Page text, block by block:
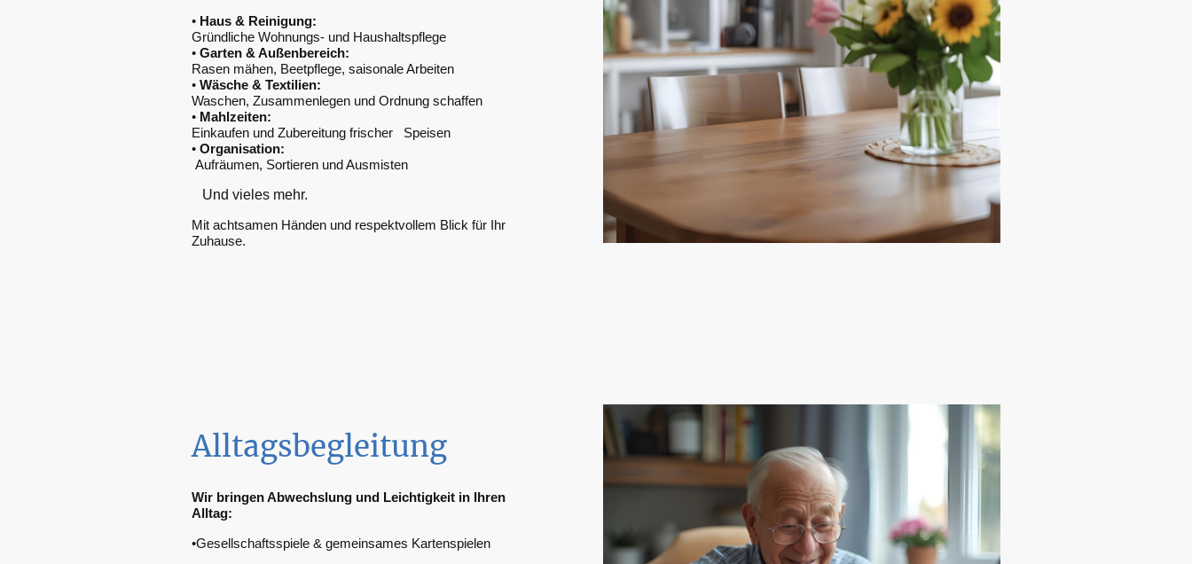
• Haus & Reinigung:
Gründliche Wohnungs- und Haushaltspflege
• Garten & Außenbereich:
Rasen mähen, Beetpflege, saisonale Arbeiten
• Wäsche & Textilien:
Waschen, Zusammenlegen und Ordnung schaffen
• Mahlzeiten:
Einkaufen und Zubereitung frischer Speisen
• Organisation:
Aufräumen, Sortieren und Ausmisten
Und vieles mehr.
Mit achtsamen Händen und respektvollem Blick für Ihr
Zuhause.
Alltagsbegleitung
Wir bringen Abwechslung und Leichtigkeit in Ihren
Alltag:
•Gesellschaftsspiele & gemeinsames Kartenspielen